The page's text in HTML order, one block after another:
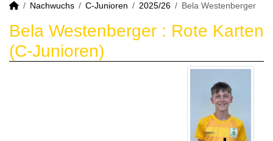
Nachwuchs C-Junioren 2025/26 Bela Westenberger
Bela Westenberger : Rote Karten
(C-Junioren)